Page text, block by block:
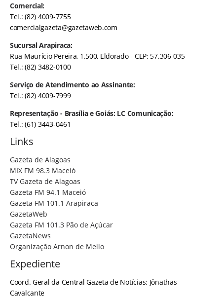
Comercial:
Tel.: (82) 4009-7755
comercialgazeta@gazetaweb.com
Sucursal Arapiraca:
Rua Maurício Pereira, 1.500, Eldorado - CEP: 57.306-035
Tel.: (82) 3482-0100
Serviço de Atendimento ao Assinante:
Tel.: (82) 4009-7999
Representação - Brasília e Goiás: LC Comunicação:
Tel.: (61) 3443-0461
Links
Gazeta de Alagoas
MIX FM 98.3 Maceió
TV Gazeta de Alagoas
Gazeta FM 94.1 Maceió
Gazeta FM 101.1 Arapiraca
GazetaWeb
Gazeta FM 101.3 Pão de Açúcar
GazetaNews
Organização Arnon de Mello
Expediente
Coord. Geral da Central Gazeta de Notícias: Jônathas
Cavalcante